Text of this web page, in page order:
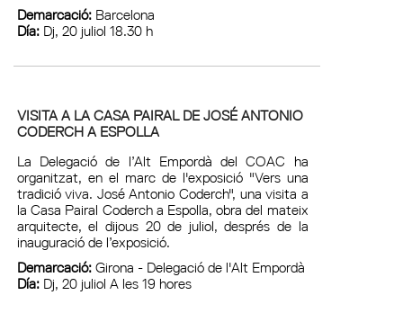
Demarcació: Barcelona
Día: Dj, 20 juliol 18.30 h
VISITA A LA CASA PAIRAL DE JOSÉ ANTONIO
CODERCH A ESPOLLA
La Delegació de l’Alt Empordà del COAC ha
organitzat, en el marc de l'exposició "Vers una
tradició viva. José Antonio Coderch", una visita a
la Casa Pairal Coderch a Espolla, obra del mateix
arquitecte, el dijous 20 de juliol, després de la
inauguració de l’exposició.
Demarcació:Girona - Delegació de l'Alt Empordà
Día: Dj, 20 juliol A les 19 hores